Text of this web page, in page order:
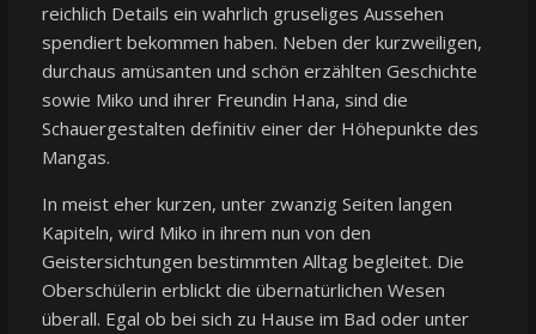
reichlich Details ein wahrlich gruseliges Aussehen
spendiert bekommen haben. Neben der kurzweiligen,
durchaus amüsanten und schön erzählten Geschichte
sowie Miko und ihrer Freundin Hana, sind die
Schauergestalten definitiv einer der Höhepunkte des
Mangas.
In meist eher kurzen, unter zwanzig Seiten langen
Kapiteln, wird Miko in ihrem nun von den
Geistersichtungen bestimmten Alltag begleitet. Die
Oberschülerin erblickt die übernatürlichen Wesen
überall. Egal ob bei sich zu Hause im Bad oder unter